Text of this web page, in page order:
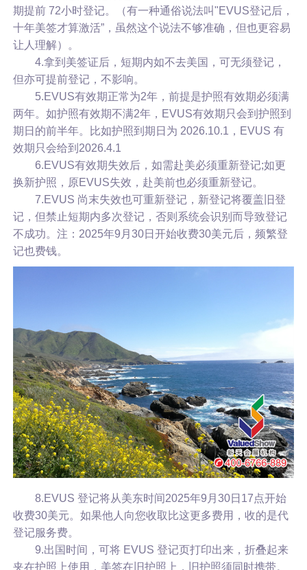
期提前 72小时登记。（有一种通俗说法叫"EVUS登记后，
十年美签才算激活”，虽然这个说法不够准确，但也更容易
让人理解）。
4.拿到美签证后，短期内如不去美国，可无须登记，
但亦可提前登记，不影响。
5.EVUS有效期正常为2年，前提是护照有效期必须满
两年。如护照有效期不满2年，EVUS有效期只会到护照到
期日的前半年。比如护照到期日为 2026.10.1，EVUS 有
效期只会给到2026.4.1
6.EVUS有效期失效后，如需赴美必须重新登记;如更
换新护照，原EVUS失效，赴美前也必须重新登记。
7.EVUS 尚末失效也可重新登记，新登记将覆盖旧登
记，但禁止短期内多次登记，否则系统会识别而导致登记
不成功。注：2025年9月30日开始收费30美元后，频繁登
记也费钱。
8.EVUS 登记将从美东时间2025年9月30日17点开始
收费30美元。如果他人向您收取比这更多费用，收的是代
登记服务费。
9.出国时间，可将 EVUS 登记页打印出来，折叠起来
夹在护照上使用，美签在旧护照上，旧护照须同时携带。